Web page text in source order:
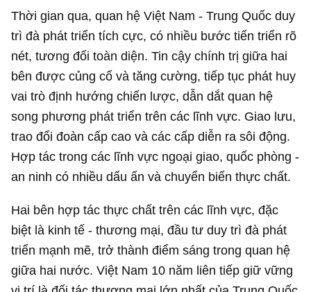
Thời gian qua, quan hệ Việt Nam - Trung Quốc duy
trì đà phát triển tích cực, có nhiều bước tiến triển rõ
nét, tương đối toàn diện. Tin cậy chính trị giữa hai
bên được củng cố và tăng cường, tiếp tục phát huy
vai trò định hướng chiến lược, dẫn dắt quan hệ
song phương phát triển trên các lĩnh vực. Giao lưu,
trao đổi đoàn cấp cao và các cấp diễn ra sôi động.
Hợp tác trong các lĩnh vực ngoại giao, quốc phòng -
an ninh có nhiều dấu ấn và chuyển biến thực chất.
Hai bên hợp tác thực chất trên các lĩnh vực, đặc
biệt là kinh tế - thương mại, đầu tư duy trì đà phát
triển mạnh mẽ, trở thành điểm sáng trong quan hệ
giữa hai nước. Việt Nam 10 năm liên tiếp giữ vững